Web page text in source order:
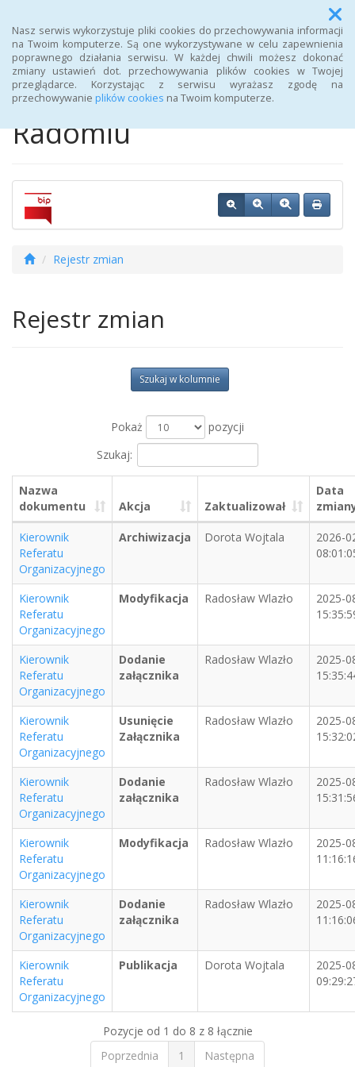
Nasz serwis wykorzystuje pliki cookies do przechowywania informacji
na Twoim komputerze. Są one wykorzystywane w celu zapewnienia
poprawnego działania serwisu. W każdej chwili możesz dokonać
zmiany ustawień dot. przechowywania plików cookies w Twojej
przeglądarce. Korzystając z serwisu wyrażasz zgodę na
przechowywanie plików cookies na Twoim komputerze.
Menu
BIP Powiatowego
Urzędu Pracy w
Radomiu
Rejestr zmian
Rejestr zmian
Szukaj w kolumnie
Pokaż
pozycji
Szukaj:
Nazwa
dokumentu
Akcja Zaktualizował
Data
Kierownik
Referatu
Organizacyjnego
Archiwizacja Dorota Wojtala
2026-
Kierownik
Referatu
Organizacyjnego
Modyfikacja Radosław Wlazło
2025-
Kierownik
Referatu
Organizacyjnego
Dodanie
załącznika
Radosław Wlazło
2025-
Kierownik
Referatu
Organizacyjnego
Usunięcie
Załącznika
Radosław Wlazło
2025-
Kierownik
Referatu
Organizacyjnego
Dodanie
załącznika
Radosław Wlazło
2025-
Kierownik
Referatu
Organizacyjnego
Modyfikacja Radosław Wlazło
2025-
Kierownik
Referatu
Organizacyjnego
Dodanie
załącznika
Radosław Wlazło
2025-
Kierownik
Referatu
Organizacyjnego
Publikacja Dorota Wojtala
2025-
Pozycje od 1 do 8 z 8 łącznie
Poprzednia
1 Następna